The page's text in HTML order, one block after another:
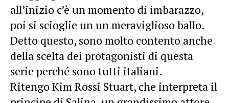
all’inizio c’è un momento di imbarazzo,
poi si scioglie un un meraviglioso ballo.
Detto questo, sono molto contento anche
della scelta dei protagonisti di questa
serie perché sono tutti italiani.
Ritengo Kim Rossi Stuart, che interpreta il